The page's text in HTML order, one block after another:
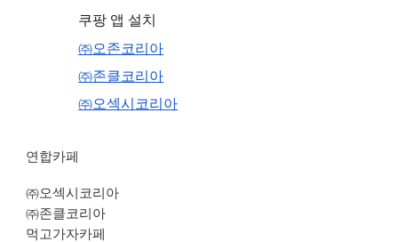
쿠팡 앱 설치
㈜오존코리아
㈜존클코리아
㈜오섹시코리아
연합카페
㈜오섹시코리아
㈜존클코리아
먹고가자카페